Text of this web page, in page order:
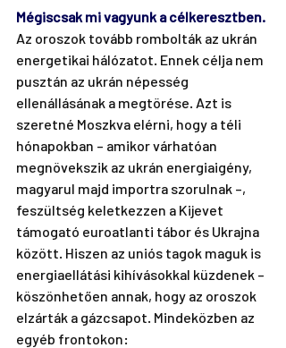
Mégiscsak mi vagyunk a célkeresztben.
Az oroszok tovább rombolták az ukrán
energetikai hálózatot. Ennek célja nem
pusztán az ukrán népesség
ellenállásának a megtörése. Azt is
szeretné Moszkva elérni, hogy a téli
hónapokban – amikor várhatóan
megnövekszik az ukrán energiaigény,
magyarul majd importra szorulnak –,
feszültség keletkezzen a Kijevet
támogató euroatlanti tábor és Ukrajna
között. Hiszen az uniós tagok maguk is
energiaellátási kihívásokkal küzdenek –
köszönhetően annak, hogy az oroszok
elzárták a gázcsapot. Mindeközben az
egyéb frontokon: